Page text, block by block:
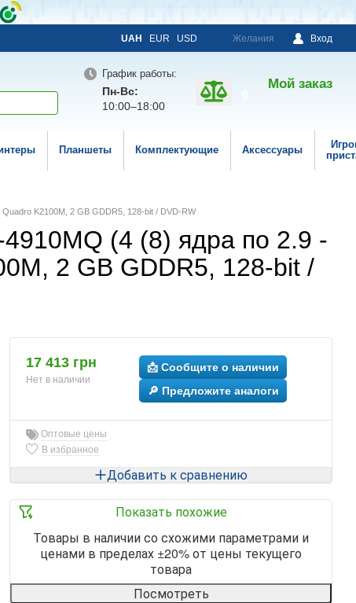
UAH EUR USD Желания Вход
График работы:
Пн-Вс:
10:00–18:00
Мой заказ
Планшеты Комплектующие Аксессуары
K2100M, 2 GB GDDR5, 128-bit / DVD-RW
(4 (8) ядра по 2.9 -
2 GB GDDR5, 128-bit /
17 413 грн
Нет в наличии
📩 Сообщите о наличии
🔎 Предложите аналоги
Оптовые цены
В избранное
Добавить к сравнению
Показать похожие
Товары в наличии со схожими параметрами и
ценами в пределах ±20% от цены текущего
товара
Посмотреть